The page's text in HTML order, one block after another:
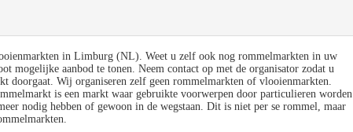
in Limburg (NL). Weet u zelf ook nog rommelmarkten in uw
mogelijke aanbod te tonen. Neem contact op met de organisator zodat u
doorgaat. Wij organiseren zelf geen rommelmarkten of vlooienmarkten.
is een markt waar gebruikte voorwerpen door particulieren worden
nodig hebben of gewoon in de wegstaan. Dit is niet per se rommel, maar